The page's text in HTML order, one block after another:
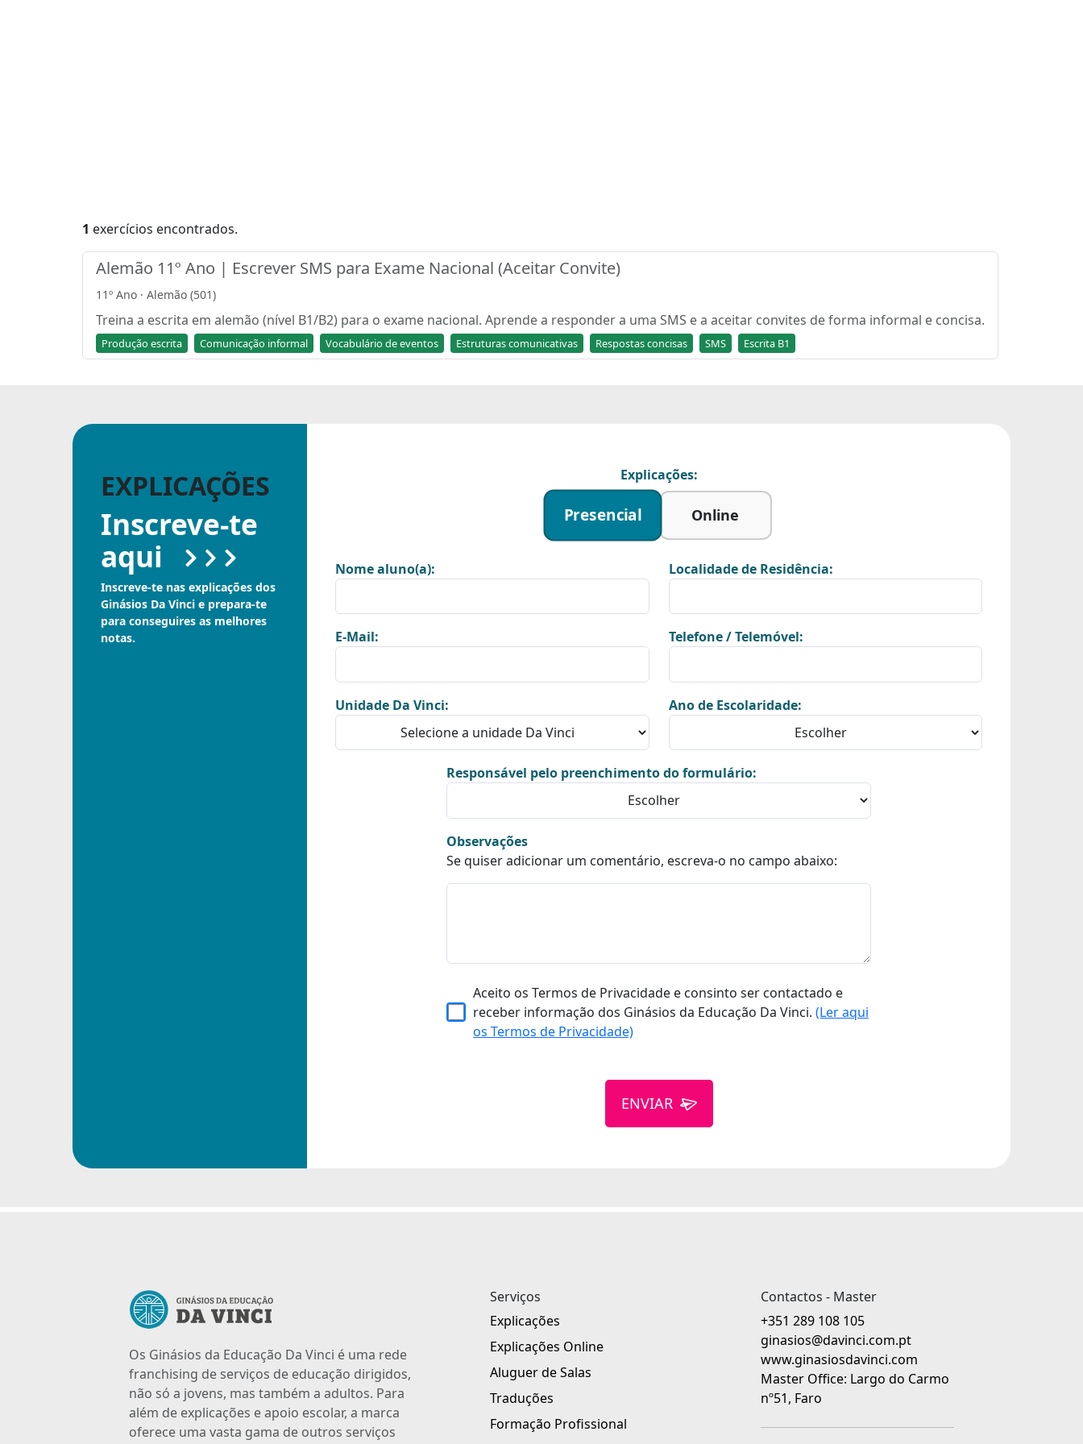
1 exercícios encontrados.
Alemão 11º Ano | Escrever SMS para Exame Nacional (Aceitar Convite)
11º Ano · Alemão (501)
Treina a escrita em alemão (nível B1/B2) para o exame nacional. Aprende a responder a uma SMS e a aceitar convites de forma informal e concisa.
Produção escrita Comunicação informal Vocabulário de eventos Estruturas comunicativas Respostas concisas SMS Escrita B1
EXPLICAÇÕES
Inscreve-te
aqui
Inscreve-te nas explicações dos
Ginásios Da Vinci e prepara-te
para conseguires as melhores
notas.
Explicações:
Presencial Online
Nome aluno(a): Localidade de Residência:
E-Mail: Telefone / Telemóvel:
Unidade Da Vinci: Ano de Escolaridade:
Responsável pelo preenchimento do formulário:
Observações
Se quiser adicionar um comentário, escreva-o no campo abaixo:
Aceito os Termos de Privacidade e consinto ser contactado e
receber informação dos Ginásios da Educação Da Vinci.(Ler aqui
os Termos de Privacidade)
ENVIAR
Os Ginásios da Educação Da Vinci é uma rede
franchising de serviços de educação dirigidos,
não só a jovens, mas também a adultos. Para
além de explicações e apoio escolar, a marca
oferece uma vasta gama de outros serviços
Serviços
Explicações
Explicações Online
Aluguer de Salas
Traduções
Formação Profissional
Contactos - Master
+351 289 108 105
ginasios@davinci.com.pt
www.ginasiosdavinci.com
Master Office: Largo do Carmo
nº51, Faro